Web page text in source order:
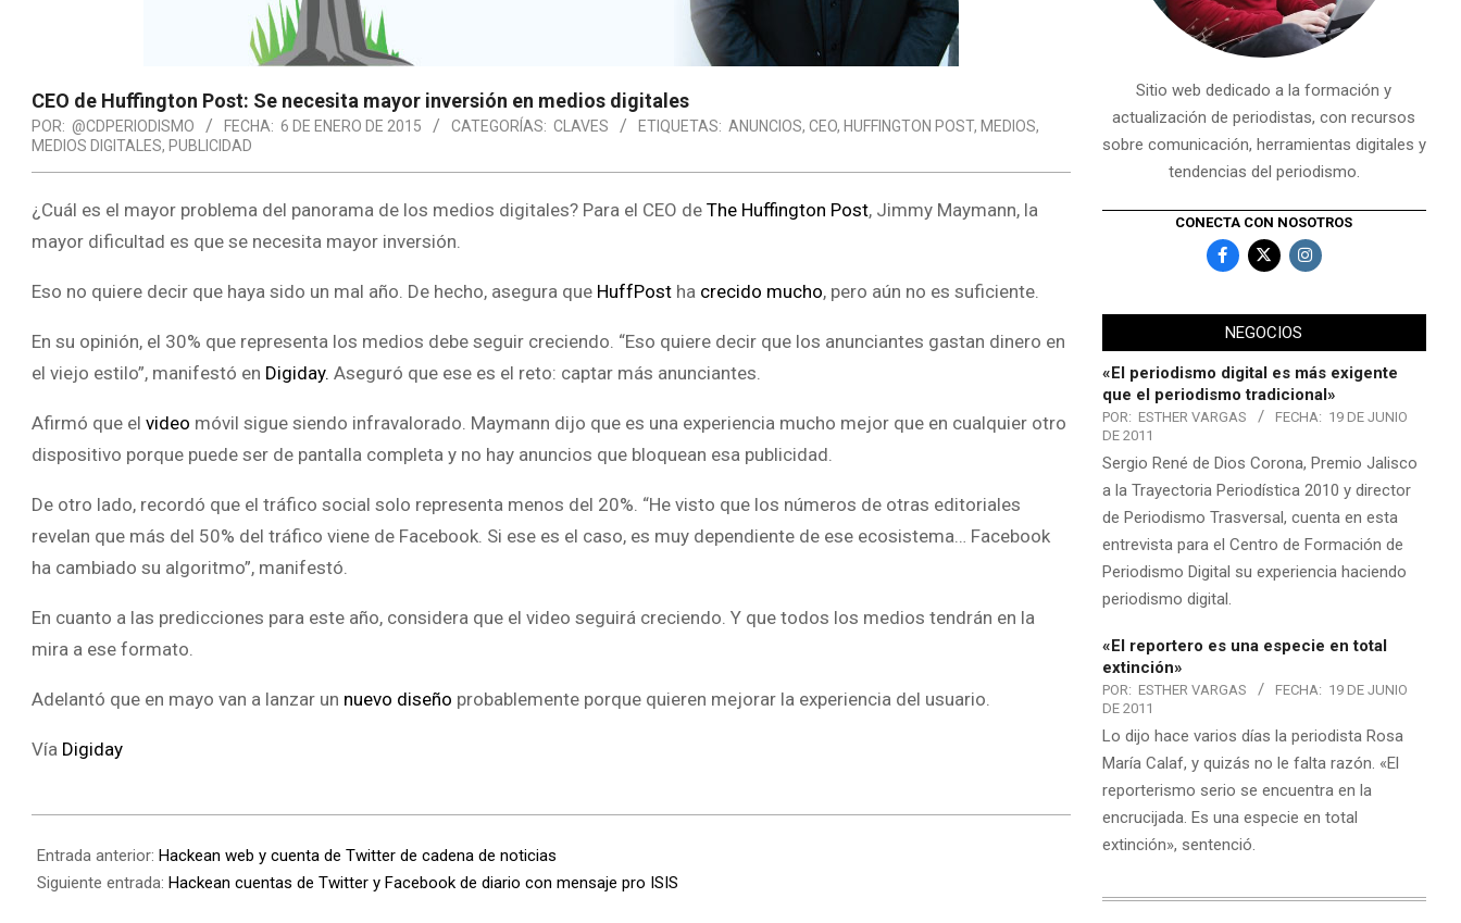
CEO de Huffington Post: Se necesita mayor inversión en medios digitales
POR: @CDPERIODISMO FECHA: 6 DE ENERO DE 2015 CATEGORÍAS: CLAVES ETIQUETAS: ANUNCIOS, CEO, HUFFINGTON POST, MEDIOS,
MEDIOS DIGITALES, PUBLICIDAD
¿Cuál es el mayor problema del panorama de los medios digitales? Para el CEO de The Huffington Post, Jimmy Maymann, la
mayor dificultad es que se necesita mayor inversión.
Eso no quiere decir que haya sido un mal año. De hecho, asegura que HuffPost ha crecido mucho, pero aún no es suficiente.
En su opinión, el 30% que representa los medios debe seguir creciendo. “Eso quiere decir que los anunciantes gastan dinero en
el viejo estilo”, manifestó en Digiday. Aseguró que ese es el reto: captar más anunciantes.
Afirmó que el video móvil sigue siendo infravalorado. Maymann dijo que es una experiencia mucho mejor que en cualquier otro
dispositivo porque puede ser de pantalla completa y no hay anuncios que bloquean esa publicidad.
De otro lado, recordó que el tráfico social solo representa menos del 20%. “He visto que los números de otras editoriales
revelan que más del 50% del tráfico viene de Facebook. Si ese es el caso, es muy dependiente de ese ecosistema… Facebook
ha cambiado su algoritmo”, manifestó.
En cuanto a las predicciones para este año, considera que el video seguirá creciendo. Y que todos los medios tendrán en la
mira a ese formato.
Adelantó que en mayo van a lanzar un nuevo diseño probablemente porque quieren mejorar la experiencia del usuario.
Vía Digiday
Entrada anterior: Hackean web y cuenta de Twitter de cadena de noticias
Siguiente entrada: Hackean cuentas de Twitter y Facebook de diario con mensaje pro ISIS
Sitio web dedicado a la formación y
actualización de periodistas, con recursos
sobre comunicación, herramientas digitales y
tendencias del periodismo.
CONECTA CON NOSOTROS
NEGOCIOS
«El periodismo digital es más exigente
que el periodismo tradicional»
POR: ESTHER VARGAS FECHA: 19 DE JUNIO
DE 2011
Sergio René de Dios Corona, Premio Jalisco
a la Trayectoria Periodística 2010 y director
de Periodismo Trasversal, cuenta en esta
entrevista para el Centro de Formación de
Periodismo Digital su experiencia haciendo
periodismo digital.
«El reportero es una especie en total
extinción»
POR: ESTHER VARGAS FECHA: 19 DE JUNIO
DE 2011
Lo dijo hace varios días la periodista Rosa
María Calaf, y quizás no le falta razón. «El
reporterismo serio se encuentra en la
encrucijada. Es una especie en total
extinción», sentenció.